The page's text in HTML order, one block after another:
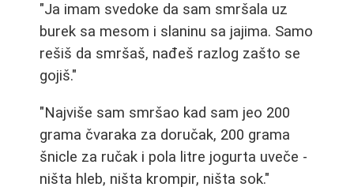
"Ja imam svedoke da sam smršala uz
burek sa mesom i slaninu sa jajima. Samo
rešiš da smršaš, nađeš razlog zašto se
gojiš."
"Najviše sam smršao kad sam jeo 200
grama čvaraka za doručak, 200 grama
šnicle za ručak i pola litre jogurta uveče -
ništa hleb, ništa krompir, ništa sok."